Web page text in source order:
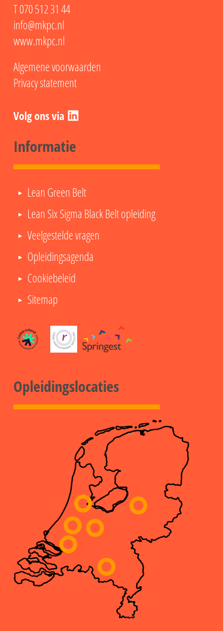
T070 512 31 44
info@mkpc.nl
www.mkpc.nl
Algemene voorwaarden
Privacy statement
Informatie
Lean Green Belt
Lean Six Sigma Black Belt opleiding
Veelgestelde vragen
Opleidingsagenda
Cookiebeleid
Sitemap
Opleidingslocaties